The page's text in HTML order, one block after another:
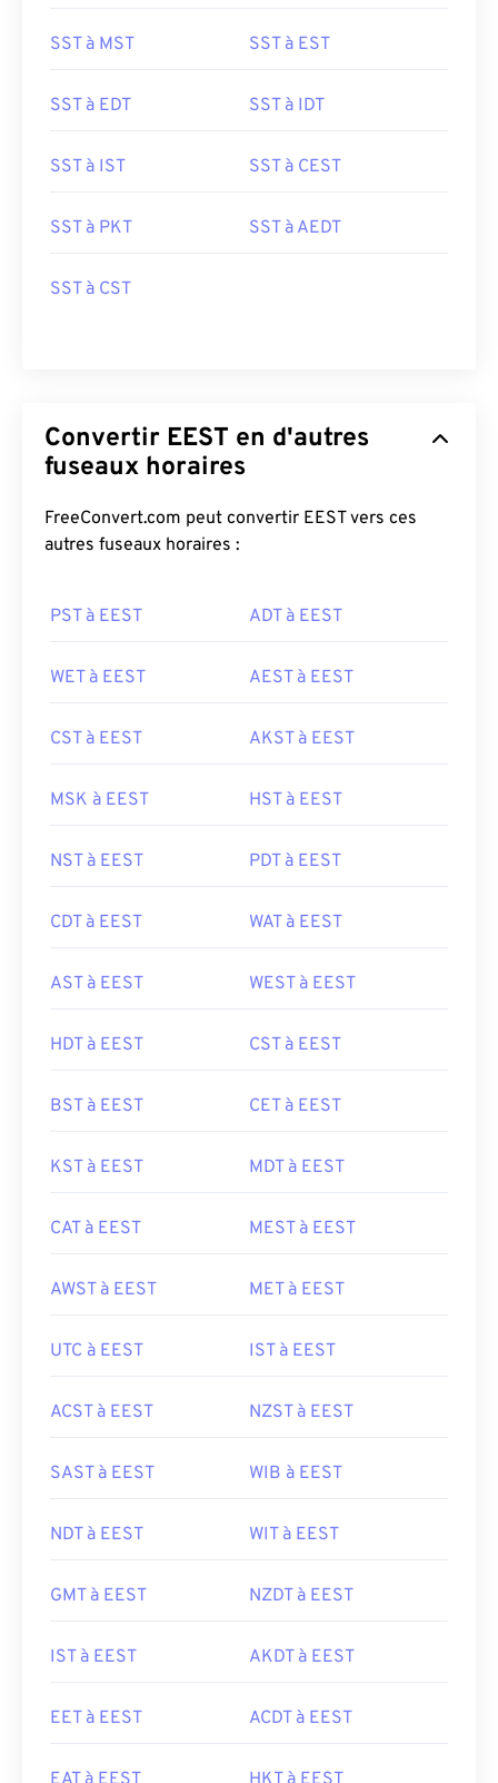
SST à MST SST à EST
SST à EDT SST à IDT
SST à IST SST à CEST
SST à PKT SST à AEDT
SST à CST
Convertir EEST en d'autres
fuseaux horaires
FreeConvert.com peut convertir EEST vers ces
autres fuseaux horaires :
PST à EEST ADT à EEST
WET à EEST AEST à EEST
CST à EEST AKST à EEST
MSK à EEST HST à EEST
NST à EEST PDT à EEST
CDT à EEST WAT à EEST
AST à EEST WEST à EEST
HDT à EEST CST à EEST
BST à EEST CET à EEST
KST à EEST MDT à EEST
CAT à EEST MEST à EEST
AWST à EEST MET à EEST
UTC à EEST IST à EEST
ACST à EEST NZST à EEST
SAST à EEST WIB à EEST
NDT à EEST WIT à EEST
GMT à EEST NZDT à EEST
IST à EEST AKDT à EEST
EET à EEST ACDT à EEST